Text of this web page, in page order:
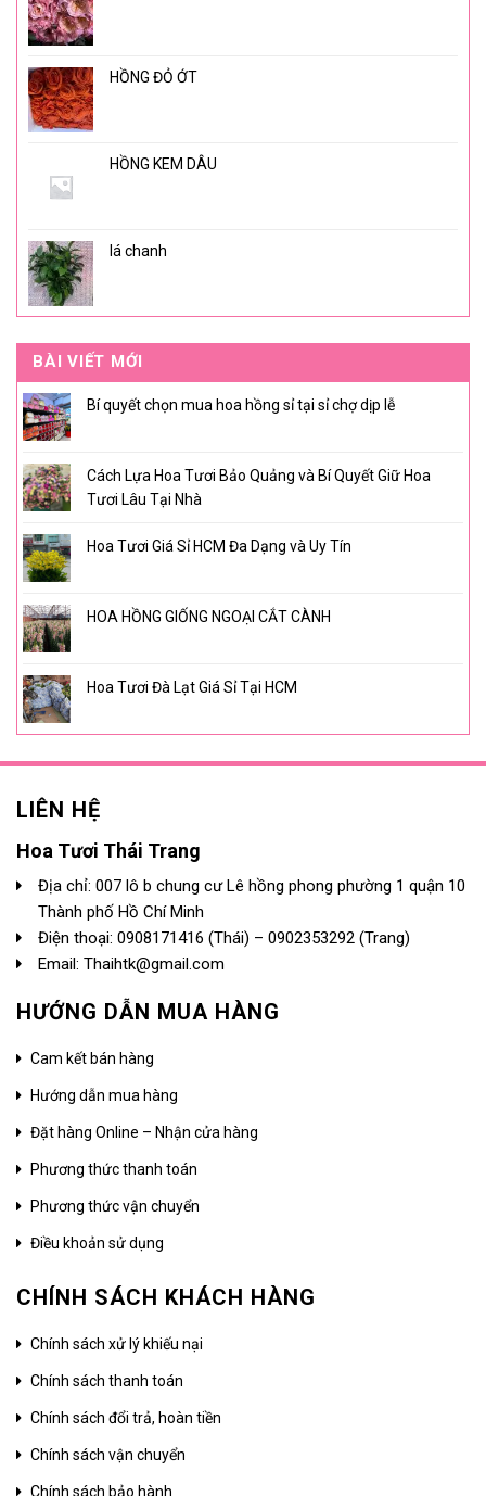
HỒNG ĐỎ ỚT
HỒNG KEM DÂU
lá chanh
BÀI VIẾT MỚI
Bí quyết chọn mua hoa hồng sỉ tại sỉ chợ dịp lễ
Cách Lựa Hoa Tươi Bảo Quảng và Bí Quyết Giữ Hoa
Tươi Lâu Tại Nhà
Hoa Tươi Giá Sỉ HCM Đa Dạng và Uy Tín
HOA HỒNG GIỐNG NGOẠI CẮT CÀNH
Hoa Tươi Đà Lạt Giá Sỉ Tại HCM
LIÊN HỆ
Hoa Tươi Thái Trang
Địa chỉ: 007 lô b chung cư Lê hồng phong phường 1 quận 10
Thành phố Hồ Chí Minh
Điện thoại: 0908171416 (Thái) – 0902353292 (Trang)
Email: Thaihtk@gmail.com
HƯỚNG DẪN MUA HÀNG
Cam kết bán hàng
Hướng dẫn mua hàng
Đặt hàng Online – Nhận cửa hàng
Phương thức thanh toán
Phương thức vận chuyển
Điều khoản sử dụng
CHÍNH SÁCH KHÁCH HÀNG
Chính sách xử lý khiếu nại
Chính sách thanh toán
Chính sách đổi trả, hoàn tiền
Chính sách vận chuyển
Chính sách bảo hành